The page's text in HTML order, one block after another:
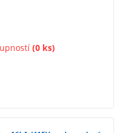
(0 ks)